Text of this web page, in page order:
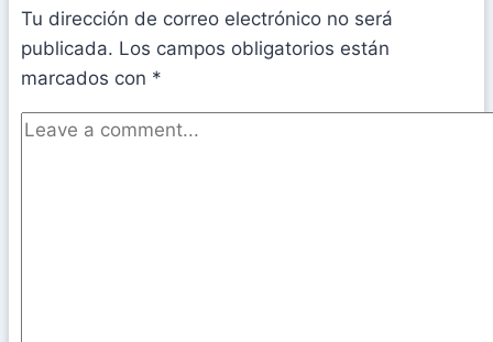
Tu dirección de correo electrónico no será
publicada. Los campos obligatorios están
marcados con *